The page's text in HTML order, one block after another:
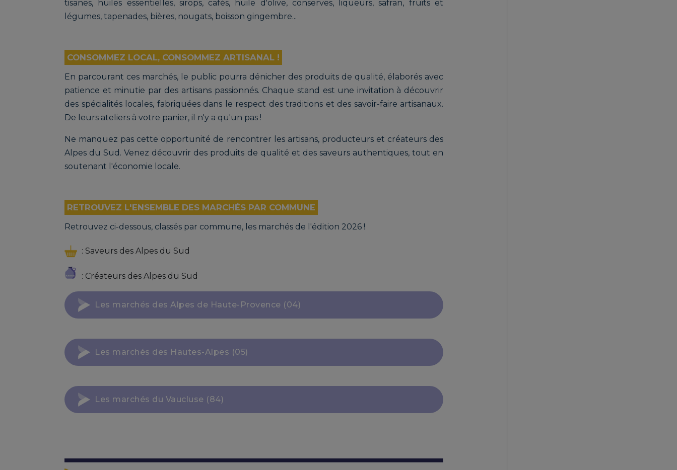
tisanes, huiles essentielles, sirops, cafés, huile d'olive, conserves, liqueurs, safran, fruits et
légumes, tapenades, bières, nougats, boisson gingembre...
CONSOMMEZ LOCAL, CONSOMMEZ ARTISANAL !
En parcourant ces marchés, le public pourra dénicher des produits de qualité, élaborés avec
patience et minutie par des artisans passionnés. Chaque stand est une invitation à découvrir
des spécialités locales, fabriquées dans le respect des traditions et des savoir-faire artisanaux.
De leurs ateliers à votre panier, il n'y a qu'un pas !
Ne manquez pas cette opportunité de rencontrer les artisans, producteurs et créateurs des
Alpes du Sud. Venez découvrir des produits de qualité et des saveurs authentiques, tout en
soutenant l'économie locale.
RETROUVEZ L'ENSEMBLE DES MARCHÉS PAR COMMUNE
Retrouvez ci-dessous, classés par commune, les marchés de l'édition 2026 !
: Saveurs des Alpes du Sud
: Créateurs des Alpes du Sud
Les marchés des Alpes de Haute-Provence (04)
Les marchés des Hautes-Alpes (05)
Les marchés du Vaucluse (84)